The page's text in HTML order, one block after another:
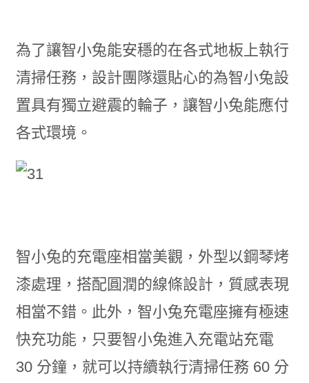
為了讓智小兔能安穩的在各式地板上執行
清掃任務，設計團隊還貼心的為智小兔設
置具有獨立避震的輪子，讓智小兔能應付
各式環境。
智小兔的充電座相當美觀，外型以鋼琴烤
漆處理，搭配圓潤的線條設計，質感表現
相當不錯。此外，智小兔充電座擁有極速
快充功能，只要智小兔進入充電站充電
30 分鐘，就可以持續執行清掃任務 60 分